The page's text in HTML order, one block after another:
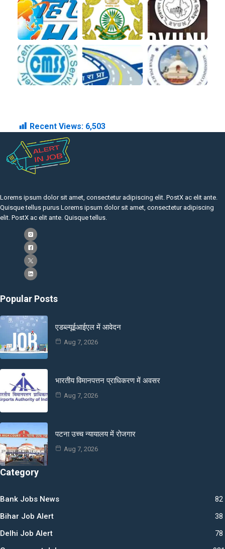
Recent Views: 6,503
Lorems ipsum dolor sit amet, consectetur adipiscing elit. PostX ac elit ante.
Quisque tellus purus Lorems ipsum dolor sit amet, consectetur adipiscing
elit. PostX ac elit ante. Quisque tellus.
Popular Posts
एडब्ल्यूईआईएल में आवेदन
Aug 7, 2026
भारतीय विमानपत्तन प्राधिकरण में अवसर
Aug 7, 2026
पटना उच्च न्यायालय में रोजगार
Aug 7, 2026
Category
Bank Jobs News 82
Bihar Job Alert 38
Delhi Job Alert 78